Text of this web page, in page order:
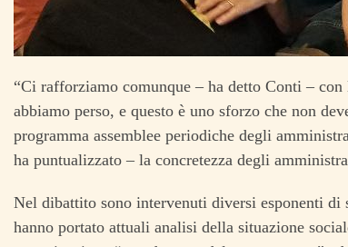
“Ci rafforziamo comunque – ha detto Conti –
abbiamo perso, e questo è uno sforzo che non
programma assemblee periodiche degli
ha puntualizzato – la concretezza degli
Nel dibattito sono intervenuti diversi esponenti
hanno portato attuali analisi della situazione